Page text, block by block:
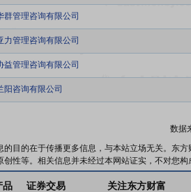
群管理咨询有限公司
力管理咨询有限公司
益管理咨询有限公司
阳咨询有限公司
数据
的目的在于传播更多信息，与本站立场无关。东
性等。相关信息并未经过本网站证实，不对您
品 证券交易 关注东方财富